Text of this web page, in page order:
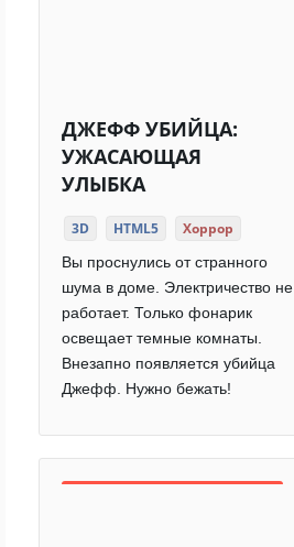
ДЖЕФФ УБИЙЦА:
УЖАСАЮЩАЯ
УЛЫБКА
3D HTML5 Хоррор
Вы проснулись от странного
шума в доме. Электричество не
работает. Только фонарик
освещает темные комнаты.
Внезапно появляется убийца
Джефф. Нужно бежать!